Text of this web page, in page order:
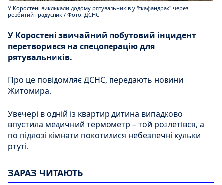
У Коростені викликали додому рятувальників у "скафандрах" через
розбитий градусник / Фото: ДСНС
У Коростені звичайний побутовий інцидент
перетворився на спецоперацію для
рятувальників.
Про це повідомляє ДСНС, передають новини
Житомира.
Увечері в одній із квартир дитина випадково
впустила медичний термометр – той розлетівся, а
по підлозі кімнати покотилися небезпечні кульки
ртуті.
ЗАРАЗ ЧИТАЮТЬ